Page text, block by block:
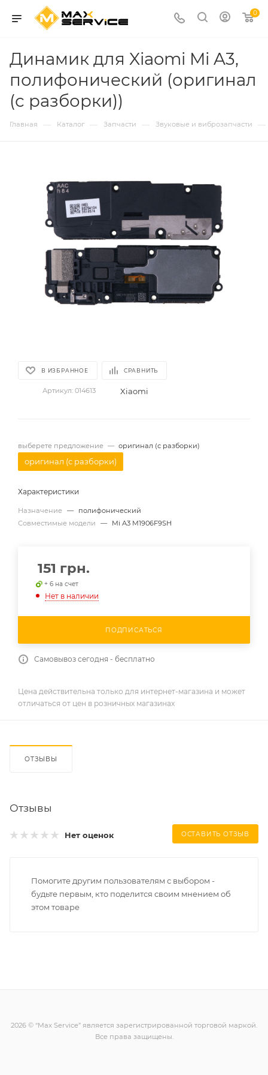
0
Динамик для Xiaomi Mi A3,
полифонический (оригинал
(с разборки))
Главная — Каталог — Запчасти — Звуковые и виброзапчасти —
В ИЗБРАННОЕ СРАВНИТЬ
Артикул: 014613 Xiaomi
выберете предложение — оригинал (с разборки)
оригинал (с разборки)
Характеристики
Назначение —
полифонический
Совместимые модели
— Mi A3 M1906F9SH
151 грн.
+ 6 на счет
Нет в наличии
ПОДПИСАТЬСЯ
Самовывоз сегодня - бесплатно
Цена действительна только для интернет-магазина и может
отличаться от цен в розничных магазинах
ОТЗЫВЫ
Отзывы
Нет оценок ОСТАВИТЬ ОТЗЫВ
Помогите другим пользователям с выбором -
будьте первым, кто поделится своим мнением об
этом товаре
2026 © “Max Service” является зарегистрированной торговой маркой.
Все права защищены.